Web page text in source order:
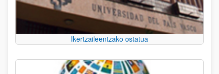
Ikertzaileentzako ostatua